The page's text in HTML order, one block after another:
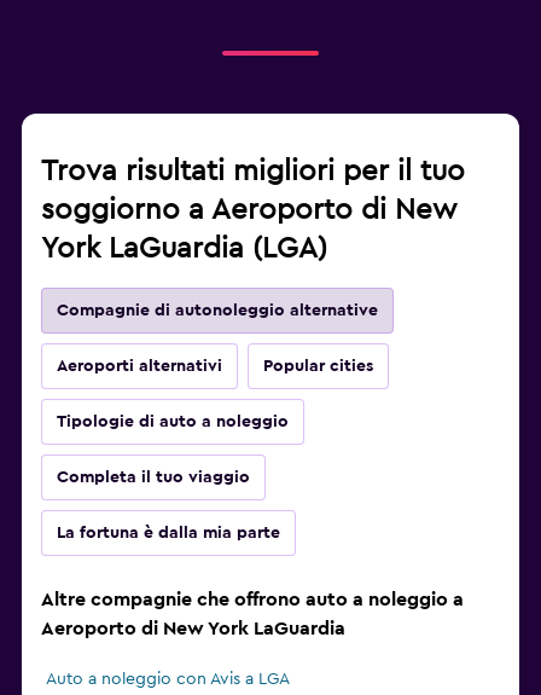
Trova risultati migliori per il tuo
soggiorno a Aeroporto di New
York LaGuardia (LGA)
Compagnie di autonoleggio alternative
Aeroporti alternativi Popular cities
Tipologie di auto a noleggio
Completa il tuo viaggio
La fortuna è dalla mia parte
Altre compagnie che offrono auto a noleggio a
Aeroporto di New York LaGuardia
Auto a noleggio con Avis a LGA